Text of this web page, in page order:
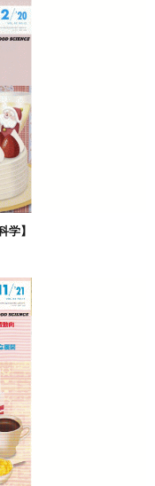
学】